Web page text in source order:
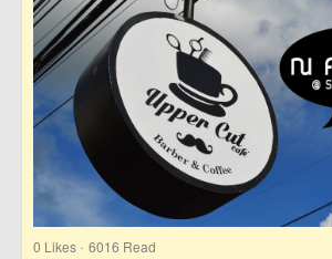
0 Likes · 6016 Read